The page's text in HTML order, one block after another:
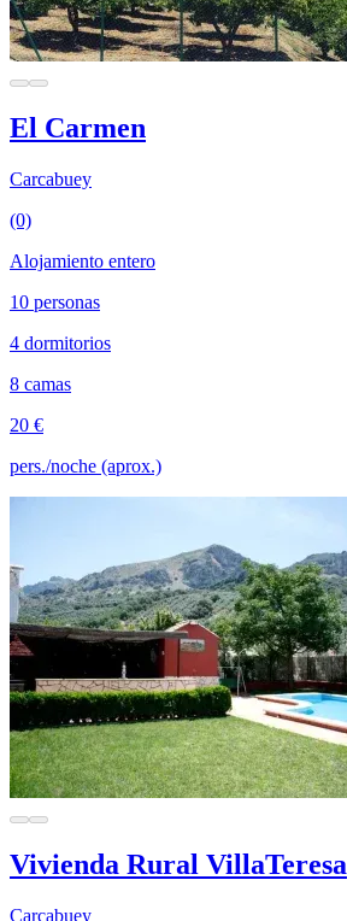
El Carmen
Carcabuey
(0)
Alojamiento entero
10 personas
4 dormitorios
8 camas
20 €
pers./noche (aprox.)
Vivienda Rural VillaTeresa
Carcabuey